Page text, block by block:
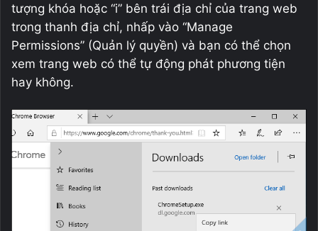
tượng khóa hoặc “i” bên trái địa chỉ của trang web
trong thanh địa chỉ, nhấp vào “Manage
Permissions” (Quản lý quyền) và bạn có thể chọn
xem trang web có thể tự động phát phương tiện
hay không.